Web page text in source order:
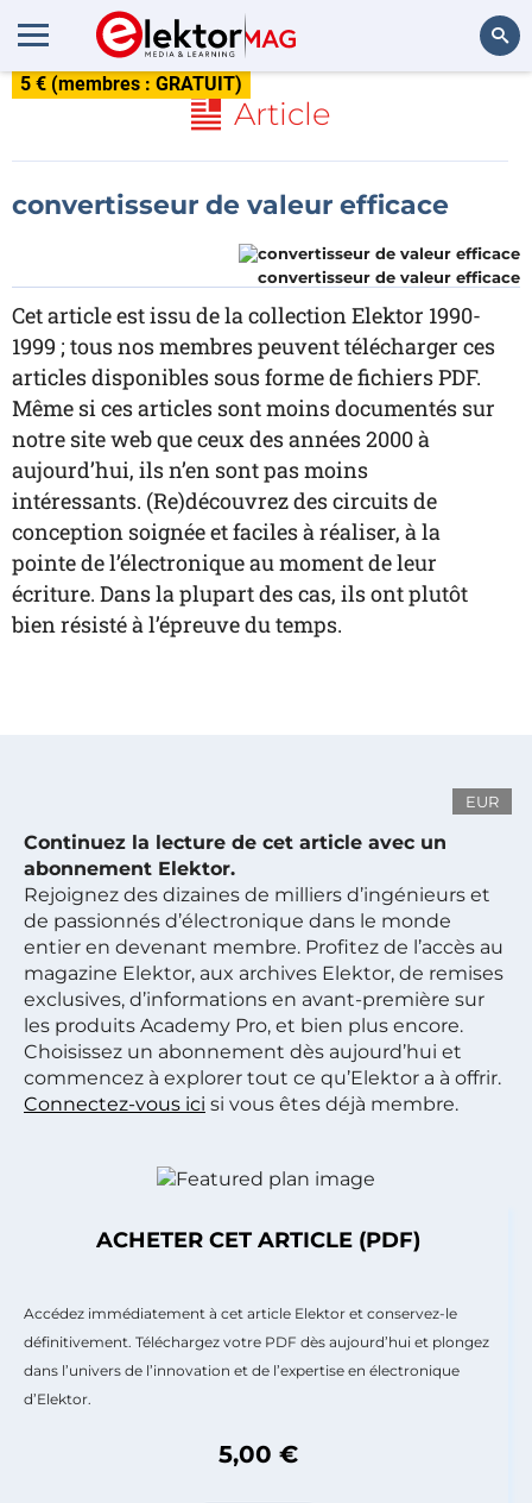
5 € (membres : GRATUIT)
Article
convertisseur de valeur efficace
convertisseur de valeur efficace
Cet article est issu de la collection Elektor 1990-
1999 ; tous nos membres peuvent télécharger ces
articles disponibles sous forme de fichiers PDF.
Même si ces articles sont moins documentés sur
notre site web que ceux des années 2000 à
aujourd’hui, ils n’en sont pas moins
intéressants. (Re)découvrez des circuits de
conception soignée et faciles à réaliser, à la
pointe de l’électronique au moment de leur
écriture. Dans la plupart des cas, ils ont plutôt
bien résisté à l’épreuve du temps.
EUR
Continuez la lecture de cet article avec un
abonnement Elektor.
Rejoignez des dizaines de milliers d’ingénieurs et
de passionnés d’électronique dans le monde
entier en devenant membre. Profitez de l’accès au
magazine Elektor, aux archives Elektor, de remises
exclusives, d’informations en avant-première sur
les produits Academy Pro, et bien plus encore.
Choisissez un abonnement dès aujourd’hui et
commencez à explorer tout ce qu’Elektor a à offrir.
Connectez-vous ici si vous êtes déjà membre.
ACHETER CET ARTICLE (PDF)
Accédez immédiatement à cet article Elektor et conservez-le
définitivement. Téléchargez votre PDF dès aujourd’hui et plongez
dans l’univers de l’innovation et de l’expertise en électronique
d’Elektor.
5,00 €